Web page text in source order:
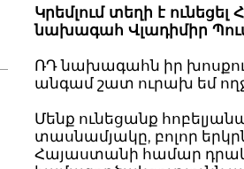
Կրեմլում տեղի է
նախագահ Վլադիմիր
ՌԴ նախագահն իր խոսքում
անգամ շատ ուրախ եմ
Մենք ունեցանք
տասնամյակը, բոլոր
Հայաստանի համար